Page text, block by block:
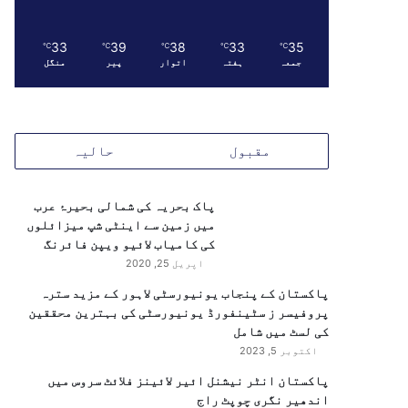
35
℃
جمعہ
33
℃
ہفتہ
38
℃
اتوار
39
℃
پیر
33
℃
منگل
مقبول حالیہ
پاک بحریہ کی شمالی بحیرۂ عرب
میں زمین سے اینٹی شپ میزائلوں
کی کامیاب لائیو ویپن فائرنگ
اپریل 25, 2020
پاکستان کے پنجاب یونیورسٹی لاہور کے مزید سترہ
پروفیسر ز سٹینفورڈ یونیورسٹی کی بہترین محققین
کی لسٹ میں شامل
اکتوبر 5, 2023
پاکستان انٹر نیشنل ائیر لائینز فلائٹ سروس میں
اندھیر نگری چوپٹ راج